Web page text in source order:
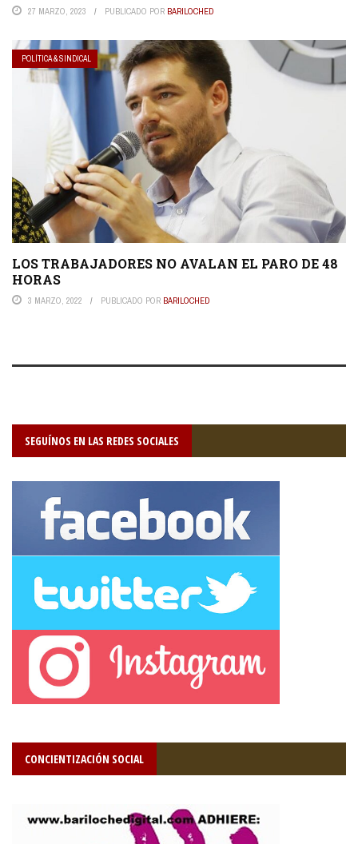
27 MARZO, 2023 PUBLICADO POR BARILOCHED
POLÍTICA & SINDICAL
LOS TRABAJADORES NO AVALAN EL PARO DE 48
HORAS
3 MARZO, 2022 PUBLICADO POR BARILOCHED
SEGUÍNOS EN LAS REDES SOCIALES
CONCIENTIZACIÓN SOCIAL